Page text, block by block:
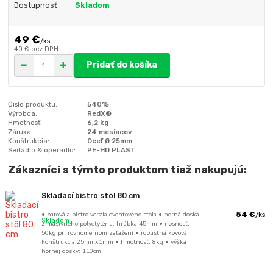
Dostupnosť Skladom
49 €/ks
40 € bez DPH
Pridať do košíka
Číslo produktu:
54015
Výrobca:
RedX®
Hmotnosť:
6,2 kg
Záruka:
24 mesiacov
Konštrukcia:
Oceľ Ø 25mm
Sedadlo & operadlo:
PE-HD PLAST
Zákazníci s týmto produktom tiež nakupujú:
Skladací bistro stôl 80 cm
• barová a bistro verzia eventového stola • horná doska
z masívneho polyetylénu, hrúbka 45mm • nosnosť:
50kg pri rovnomernom zaťažení • robustná kovová
konštrukcia 25mmx1mm • hmotnosť: 8kg • výška
hornej dosky: 110cm
54 €/ks
Skladom